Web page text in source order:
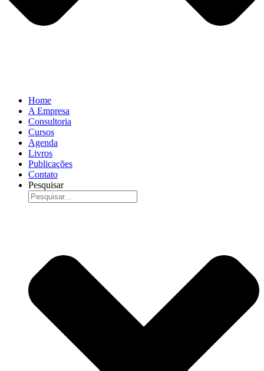
Home
A Empresa
Consultoria
Cursos
Agenda
Livros
Publicações
Contato
Pesquisar